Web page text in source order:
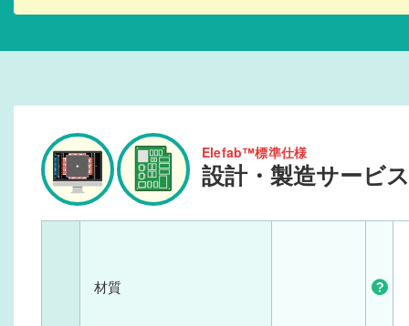
Elefab™標準仕様
設計・製造サービ
材質